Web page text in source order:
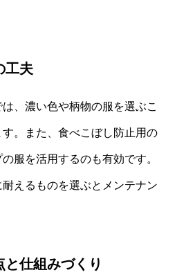
工夫
、濃い色や柄物の服を選ぶこ
。また、食べこぼし防止用の
服を活用するのも有効です。
えるものを選ぶとメンテナン
仕組みづくり